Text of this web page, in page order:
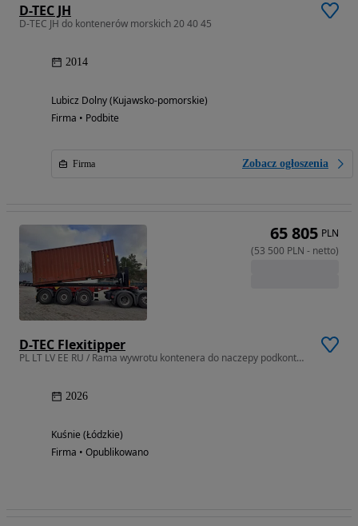
D-TEC JH
D-TEC JH do kontenerów morskich 20 40 45
2014
Lubicz Dolny (Kujawsko-pomorskie)
Firma • Podbite
Firma Zobacz ogłoszenia
D-TEC Flexitipper
PL LT LV EE RU / Rama wywrotu kontenera do naczepy podkontenerowej
2026
Kuśnie (Łódzkie)
Firma • Opublikowano
65 805 PLN
(53 500 PLN - netto)